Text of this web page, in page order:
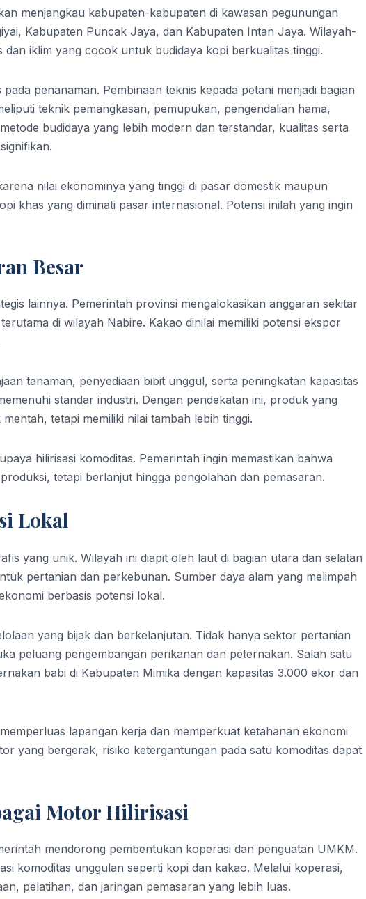
menjangkau kabupaten-kabupaten di kawasan pegunungan
Kabupaten Puncak Jaya, dan Kabupaten Intan Jaya. Wilayah-
dan iklim yang cocok untuk budidaya kopi berkualitas tinggi.
penanaman. Pembinaan teknis kepada petani menjadi bagian
teknik pemangkasan, pemupukan, pengendalian hama,
budidaya yang lebih modern dan terstandar, kualitas serta
nilai ekonominya yang tinggi di pasar domestik maupun
khas yang diminati pasar internasional. Potensi inilah yang ingin
Besar
lainnya. Pemerintah provinsi mengalokasikan anggaran sekitar
di wilayah Nabire. Kakao dinilai memiliki potensi ekspor
tanaman, penyediaan bibit unggul, serta peningkatan kapasitas
standar industri. Dengan pendekatan ini, produk yang
tetapi memiliki nilai tambah lebih tinggi.
hilirisasi komoditas. Pemerintah ingin memastikan bahwa
tetapi berlanjut hingga pengolahan dan pemasaran.
Lokal
yang unik. Wilayah ini diapit oleh laut di bagian utara dan selatan
pertanian dan perkebunan. Sumber daya alam yang melimpah
berbasis potensi lokal.
yang bijak dan berkelanjutan. Tidak hanya sektor pertanian
peluang pengembangan perikanan dan peternakan. Salah satu
babi di Kabupaten Mimika dengan kapasitas 3.000 ekor dan
lapangan kerja dan memperkuat ketahanan ekonomi
yang bergerak, risiko ketergantungan pada satu komoditas dapat
Motor Hilirisasi
mendorong pembentukan koperasi dan penguatan UMKM.
komoditas unggulan seperti kopi dan kakao. Melalui koperasi,
pelatihan, dan jaringan pemasaran yang lebih luas.